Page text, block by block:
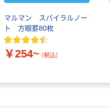
マルマン スパイラルノー
ト 方眼罫80枚
￥254~ （税込）